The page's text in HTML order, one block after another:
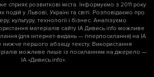
сприяє розвиткові міста. Інформуємо з 2011 року
у Львові, Україні та світі. Розповідаємо про
культуру, технології і бізнес. Аналізуємо
матеріалів сайту ІА Дивись.info можливе
(для інтернет-видань — гіперпосилання) на ІА
нижче першого абзацу тексту. Використання
можливе лише із посиланням на джерело —
ІА «Дивись.info».